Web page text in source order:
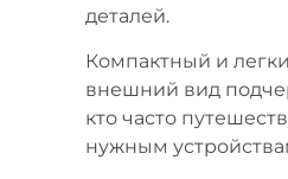
деталей.
Компактный и
внешний вид
кто часто
нужным